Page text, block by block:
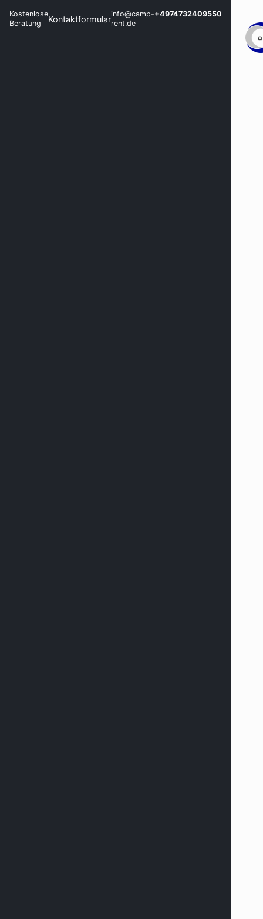
Kostenlose
Beratung
Kontaktformularinfo@camp-
rent.de
+4974732409550